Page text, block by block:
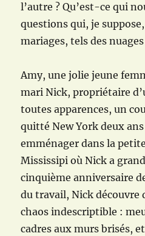
l’autre ? Qu’est-ce qui
questions qui, je
mariages, tels des
Amy, une jolie jeune
mari Nick, propriétaire
toutes apparences, un
quitté New York deux
emménager dans la
Mississipi où Nick a
cinquième anniversaire
du travail, Nick découvre
chaos indescriptible :
cadres aux murs brisés,